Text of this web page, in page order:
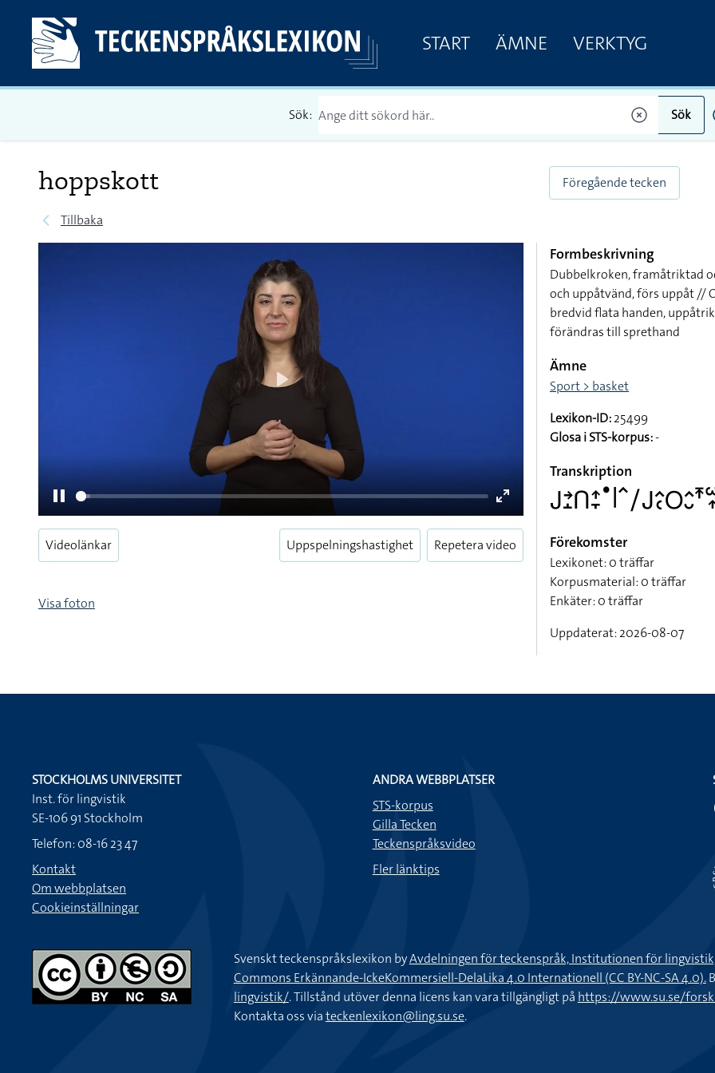
START ÄMNE VERKTYG
Sök: Sök
hoppskott
Tillbaka
Föregående tecken
fullscreen
Videolänkar Uppspelningshastighet Repetera video
Visa foton
Formbeskrivning
Dubbelkroken, framåtriktad
och uppåtvänd, förs uppåt //
bredvid flata handen,
förändras till sprethand
Ämne
Sport > basket
Lexikon-ID:25499
Glosa i STS-korpus:-
Transkription
Förekomster
Lexikonet: 0 träffar
Korpusmaterial: 0 träffar
Enkäter: 0 träffar
Uppdaterat: 2026-08-07
STOCKHOLMS UNIVERSITET
Inst. för lingvistik
SE-106 91 Stockholm
Telefon: 08-16 23 47
Kontakt
Om webbplatsen
Cookieinställningar
ANDRA WEBBPLATSER
STS-korpus
Gilla Tecken
Teckenspråksvideo
Fler länktips
Svenskt teckenspråkslexikon byAvdelningen för teckenspråk, Institutionen för
Commons Erkännande-IckeKommersiell-DelaLika 4.0 Internationell (CC BY-NC-SA 4.0).
lingvistik/. Tillstånd utöver denna licens kan vara tillgängligt på https://www.su.se/
Kontakta oss viateckenlexikon@ling.su.se.